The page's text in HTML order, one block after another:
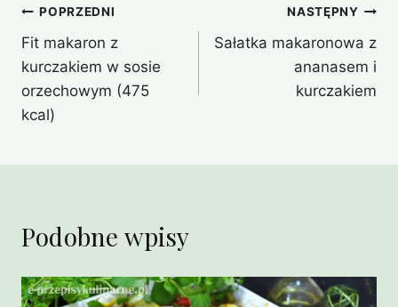
Nawigacja
wpisu
POPRZEDNI
Fit makaron z
kurczakiem w sosie
orzechowym (475
kcal)
NASTĘPNY
Sałatka makaronowa z
ananasem i
kurczakiem
Podobne wpisy